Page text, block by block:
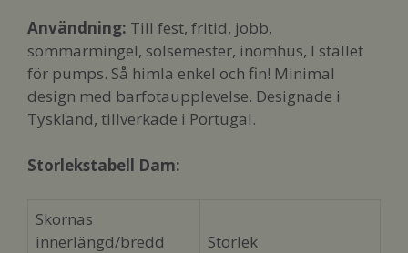
Användning: Till fest, fritid, jobb,
sommarmingel, solsemester, inomhus, I stället
för pumps. Så himla enkel och fin! Minimal
design med barfotaupplevelse. Designade i
Tyskland, tillverkade i Portugal.
Storlekstabell Dam:
Skornas
innerlängd/bredd
Storlek